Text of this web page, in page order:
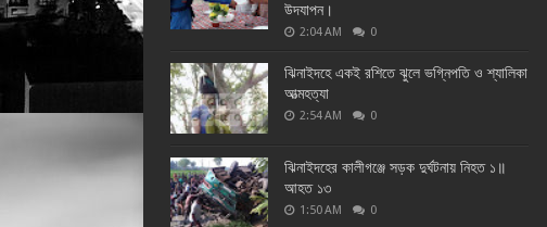
উদযাপন।
2:04 AM 0
ঝিনাইদহে একই রশিতে ঝুলে ভগ্নিপতি ও শ্যালিকা
আত্মহত্যা
2:54 AM 0
ঝিনাইদহের কালীগঞ্জে সড়ক দুর্ঘটনায় নিহত ১॥
আহত ১৩
1:50 AM 0